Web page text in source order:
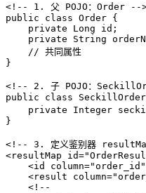
<!-- 1. 父 POJO：Order --
public class Order {
    private Long id;
private String
    // 共同属性
}
<!-- 2. 子 POJO：
public class
private Integer
}
<!-- 3. 定义鉴别器
<resultMap id=
<id column="order_id"
<result column=
<!--